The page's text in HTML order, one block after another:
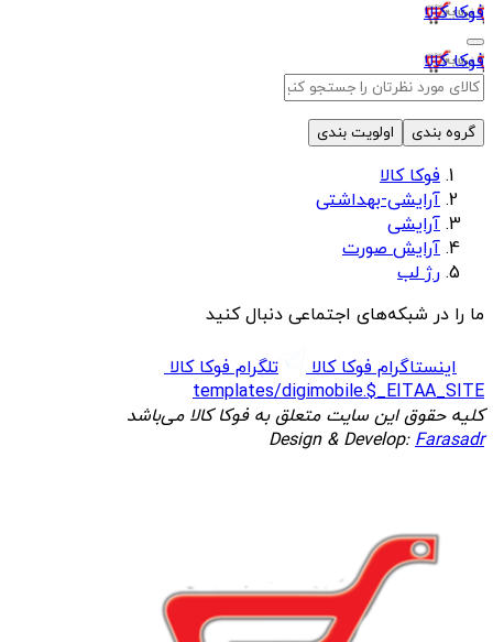
فوکا کالا
فوکا کالا
گروه بندی اولویت بندی
فوکا کالا
آرایشی-بهداشتی
آرایشی
آرایش صورت
رژ لب
ما را در شبکه‌های اجتماعی دنبال کنید
اینستاگرام فوکا کالا
تلگرام فوکا کالا
templates/digimobile.$_EITAA_SITE
کلیه حقوق این سایت متعلق به فوکا کالا می‌باشد
Design & Develop:Farasadr